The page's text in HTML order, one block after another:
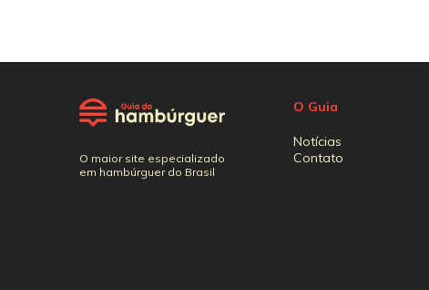
O maior site especializado
em hambúrguer do Brasil
O Guia
Notícias
Contato